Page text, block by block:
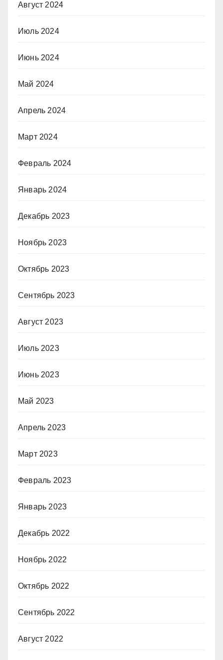
Август 2024
Июль 2024
Июнь 2024
Май 2024
Апрель 2024
Март 2024
Февраль 2024
Январь 2024
Декабрь 2023
Ноябрь 2023
Октябрь 2023
Сентябрь 2023
Август 2023
Июль 2023
Июнь 2023
Май 2023
Апрель 2023
Март 2023
Февраль 2023
Январь 2023
Декабрь 2022
Ноябрь 2022
Октябрь 2022
Сентябрь 2022
Август 2022